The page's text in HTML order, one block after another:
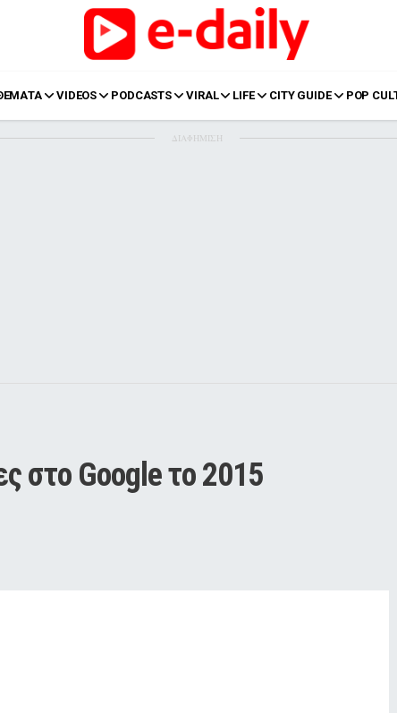
VIDEOS PODCASTS VIRAL LIFE CITY GUIDE POP
ΔΙΑΦΗΜΙΣΗ
στο Google το 2015